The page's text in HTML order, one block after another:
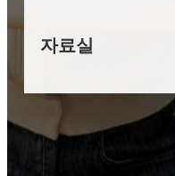
자료실